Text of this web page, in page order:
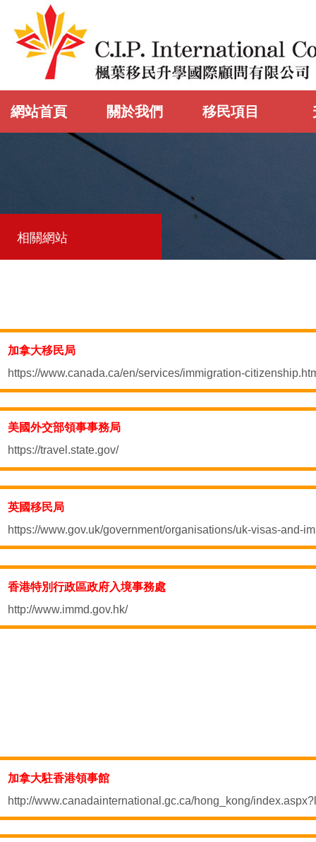
網站首頁 關於我們 移民項目
相關網站
加拿大移民局
https://www.canada.ca/en/services/immigration-
美國外交部領事事務局
https://travel.state.gov/
英國移民局
https://www.gov.uk/government/organisations/uk-visas-and-
香港特別行政區政府入境事務處
http://www.immd.gov.hk/
加拿大駐香港領事館
http://www.canadainternational.gc.ca/hong_kong/